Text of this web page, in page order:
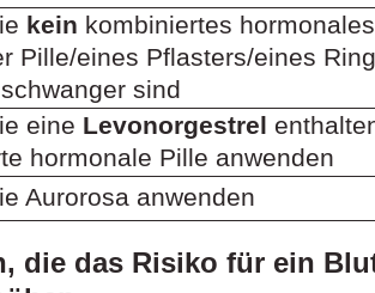
kein kombiniertes
Pille/eines Pflasters/eines
sind
eine Levonorgestrel
hormonale Pille anwenden
Aurorosa anwenden
die das Risiko für ein